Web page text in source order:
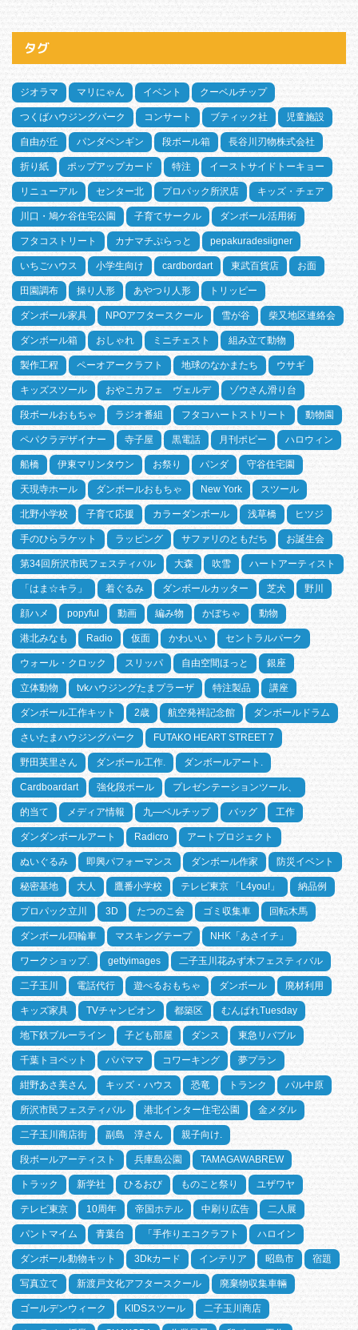
タグ
ジオラマ マリにゃん イベント クーベルチップ
つくばハウジングパーク コンサート ブティック社 児童施設
自由が丘 パンダペンギン 段ボール箱 長谷川刃物株式会社
折り紙 ポップアップカード 特注 イーストサイドトーキョー
リニューアル センター北 プロパック所沢店 キッズ・チェア
川口・鳩ケ谷住宅公園 子育てサークル ダンボール活用術
フタコストリート カナマチぷらっと pepakuradesiigner
いちごハウス 小学生向け cardbordart 東武百貨店 お面
田園調布 操り人形 あやつり人形 トリッピー
ダンボール家具 NPOアフタースクール 雪が谷 柴又地区連絡会
ダンボール箱 おしゃれ ミニチェスト 組み立て動物
製作工程 ペーオアークラフト 地球のなかまたち ウサギ
キッズスツール おやこカフェ ヴェルデ ゾウさん滑り台
段ボールおもちゃ ラジオ番組 フタコハートストリート 動物園
ペパクラデザイナー 寺子屋 黒電話 月刊ポピー ハロウィン
船橋 伊東マリンタウン お祭り パンダ 守谷住宅園
天現寺ホール ダンボールおもちゃ New York スツール
北野小学校 子育て応援 カラーダンボール 浅草橋 ヒツジ
手のひらラケット ラッピング サファリのともだち お誕生会
第34回所沢市民フェスティバル 大森 吹雪 ハートアーティスト
「はま☆キラ」 着ぐるみ ダンボールカッター 芝犬 野川
顔ハメ popyful 動画 編み物 かぼちゃ 動物
港北みなも Radio 仮面 かわいい セントラルパーク
ウォール・クロック スリッパ 自由空間ほっと 銀座
立体動物 tvkハウジングたまプラーザ 特注製品 講座
ダンボール工作キット 2歳 航空発祥記念館 ダンボールドラム
さいたまハウジングパーク FUTAKO HEART STREET 7
野田英里さん ダンボール工作. ダンボールアート.
Cardboardart 強化段ボール プレゼンテーションツール、
的当て メディア情報 九―ベルチップ バッグ 工作
ダンダンボールアート Radicro アートプロジェクト
ぬいぐるみ 即興パフォーマンス ダンボール作家 防災イベント
秘密基地 大人 鷹番小学校 テレビ東京 「L4you!」 納品例
プロパック立川 3D たつのこ会 ゴミ収集車 回転木馬
ダンボール四輪車 マスキングテープ NHK「あさイチ」
ワークショップ. gettyimages 二子玉川花みず木フェスティバル
二子玉川 電話代行 遊べるおもちゃ ダンボール 廃材利用
キッズ家具 TVチャンピオン 都築区 むんぱれTuesday
地下鉄ブルーライン 子ども部屋 ダンス 東急リバブル
千葉トヨペット パパママ コワーキング 夢プラン
紺野あさ美さん キッズ・ハウス 恐竜 トランク パル中原
所沢市民フェスティバル 港北インター住宅公園 金メダル
二子玉川商店街 副島 淳さん 親子向け.
段ボールアーティスト 兵庫島公園 TAMAGAWABREW
トラック 新学社 ひるおび ものこと祭り ユザワヤ
テレビ東京 10周年 帝国ホテル 中刷り広告 二人展
パントマイム 青葉台 「手作りエコクラフト ハロイン
ダンボール動物キット 3Dkカード インテリア 昭島市 宿題
写真立て 新渡戸文化アフタースクール 廃棄物収集車輛
ゴールデンウィーク KIDSスツール 二子玉川商店